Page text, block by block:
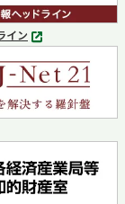
イン
別
タ
ブ
で
開
く